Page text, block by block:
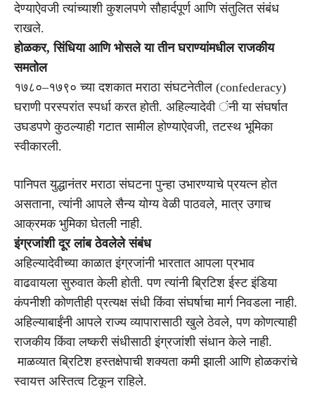
देण्याऐवजी त्यांच्याशी कुशलपणे सौहार्दपूर्ण आणि संतुलित संबंध
राखले.
होळकर, सिंधिया आणि भोसले या तीन घराण्यांमधील राजकीय
समतोल
१७८०–१७९० च्या दशकात मराठा संघटनेतील (confederacy)
घराणी परस्परांत स्पर्धा करत होती. अहिल्यादेवी ंनी या संघर्षात
उघडपणे कुठल्याही गटात सामील होण्याऐवजी, तटस्थ भूमिका
स्वीकारली.
पानिपत युद्धानंतर मराठा संघटना पुन्हा उभारण्याचे प्रयत्न होत
असताना, त्यांनी आपले सैन्य योग्य वेळी पाठवले, मात्र उगाच
आक्रमक भुमिका घेतली नाही.
इंग्रजांशी दूर लांब ठेवलेले संबंध
अहिल्यादेवीच्या काळात इंग्रजांनी भारतात आपला प्रभाव
वाढवायला सुरुवात केली होती. पण त्यांनी ब्रिटिश ईस्ट इंडिया
कंपनीशी कोणतीही प्रत्यक्ष संधी किंवा संघर्षाचा मार्ग निवडला नाही.
अहिल्याबाईंनी आपले राज्य व्यापारासाठी खुले ठेवले, पण कोणत्याही
राजकीय किंवा लष्करी संधीसाठी इंग्रजांशी संधान केले नाही.
माळव्यात ब्रिटिश हस्तक्षेपाची शक्यता कमी झाली आणि होळकरांचे
स्वायत्त अस्तित्व टिकून राहिले.